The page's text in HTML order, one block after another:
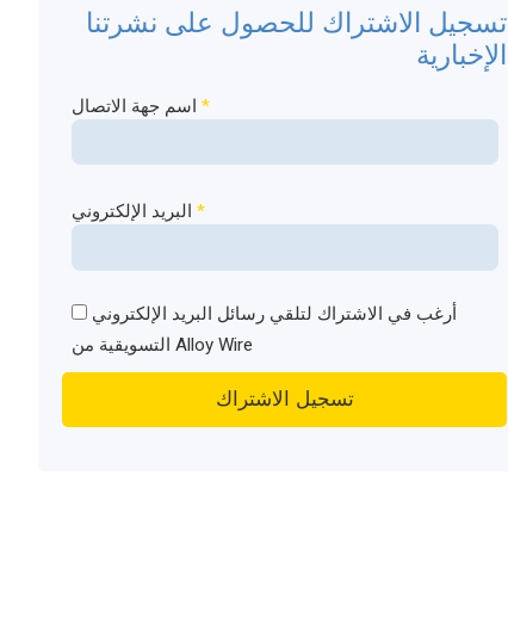
تسجيل الاشتراك للحصول على نشرتنا
الإخبارية
*
*
أرغب في الاشتراك لتلقي رسائل البريد الإلكتروني
التسويقية من Alloy Wire